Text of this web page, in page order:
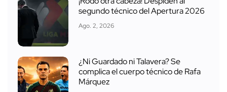
segundo técnico del Apertura 2026
Ago. 2, 2026
¿Ni Guardado ni Talavera? Se
complica el cuerpo técnico de Rafa
Márquez